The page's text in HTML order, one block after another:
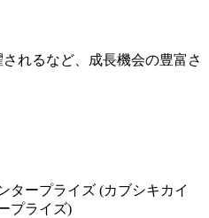
れるなど、成長機会の豊富さ
タープライズ (カブシキカイ
プライズ)